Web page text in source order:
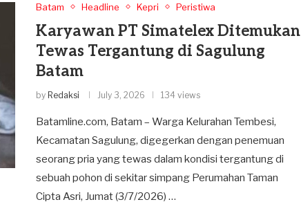
Batam Headline Kepri Peristiwa
Karyawan PT Simatelex Ditemukan
Tewas Tergantung di Sagulung
Batam
by Redaksi July 3, 2026 134 views
Batamline.com, Batam – Warga Kelurahan Tembesi,
Kecamatan Sagulung, digegerkan dengan penemuan
seorang pria yang tewas dalam kondisi tergantung di
sebuah pohon di sekitar simpang Perumahan Taman
Cipta Asri, Jumat (3/7/2026) …